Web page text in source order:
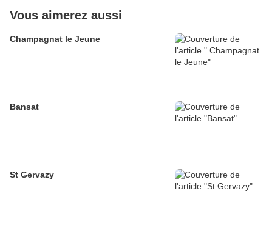
Vous aimerez aussi
Champagnat le Jeune
Bansat
St Gervazy